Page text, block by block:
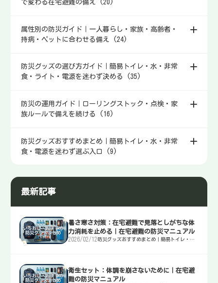
で変わる在宅避難の備え (20)
属性別の防災ガイド｜一人暮らし・家族・高齢者・
持病・ペットに合わせる備え (24)
防災グッズの選び方ガイド｜簡易トイレ・水・非常
食・ライト・電源を迷わず決める (35)
防災の運用ガイド｜ローリングストック・点検・家
族ルールで備えを続ける (16)
防災グッズおすすめまとめ｜簡易トイレ・水・非常
食・電源を迷わず選ぶ入口 (9)
最新記事
暑さ寒さ対策：在宅避難で見落としがちな体
力消耗を止める｜在宅避難の防災マニュアル
2026/02/12 防災グッズおすすめまとめ｜簡易トイレ・
衛生セット：体調を崩さないために｜在宅避
難の防災マニュアル